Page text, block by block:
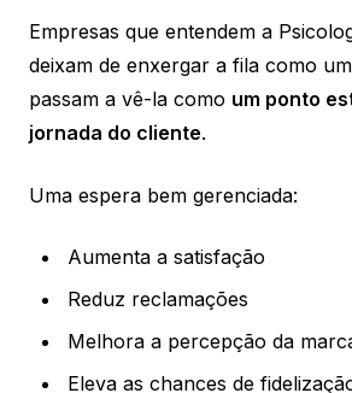
Empresas que entendem a
deixam de enxergar a fila como
passam a vê-la como um ponto
jornada do cliente.
Uma espera bem gerenciada:
Aumenta a satisfação
Reduz reclamações
Melhora a percepção da
Eleva as chances de